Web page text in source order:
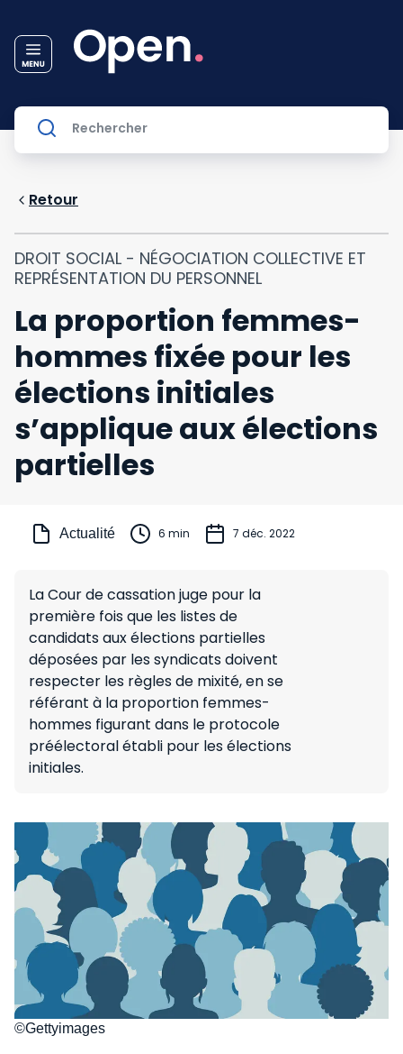
Retour
DROIT SOCIAL - NÉGOCIATION COLLECTIVE ET
REPRÉSENTATION DU PERSONNEL
La proportion femmes-
hommes fixée pour les
élections initiales
s’applique aux élections
partielles
Actualité 6 min 7 déc. 2022
La Cour de cassation juge pour la
première fois que les listes de
candidats aux élections partielles
déposées par les syndicats doivent
respecter les règles de mixité, en se
référant à la proportion femmes-
hommes figurant dans le protocole
préélectoral établi pour les élections
initiales.
©Gettyimages